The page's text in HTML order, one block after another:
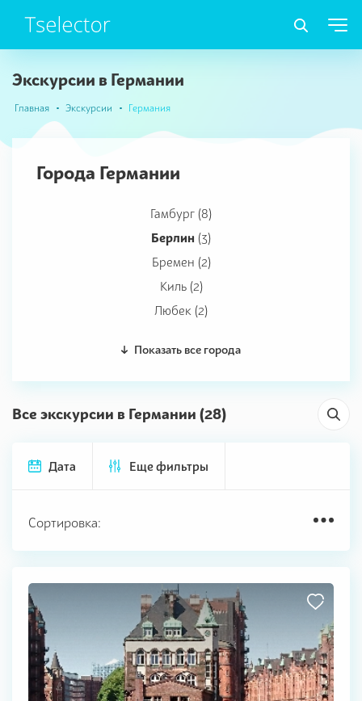
Экскурсии в Германии
Главная Экскурсии Германия
Города Германии
Гамбург (8)
Берлин (3)
Бремен (2)
Киль (2)
Любек (2)
Показать все города
Все экскурсии в Германии (28)
Дата Еще фильтры
Сортировка: